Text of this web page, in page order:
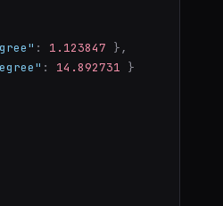
: 1.123847 },
: 14.892731 }